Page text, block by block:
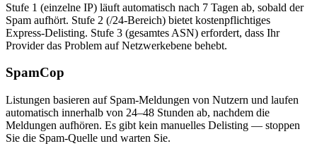
Stufe 1 (einzelne IP) läuft automatisch nach 7 Tagen ab, sobald der
Spam aufhört. Stufe 2 (/24-Bereich) bietet kostenpflichtiges
Express-Delisting. Stufe 3 (gesamtes ASN) erfordert, dass Ihr
Provider das Problem auf Netzwerkebene behebt.
SpamCop
Listungen basieren auf Spam-Meldungen von Nutzern und laufen
automatisch innerhalb von 24–48 Stunden ab, nachdem die
Meldungen aufhören. Es gibt kein manuelles Delisting — stoppen
Sie die Spam-Quelle und warten Sie.